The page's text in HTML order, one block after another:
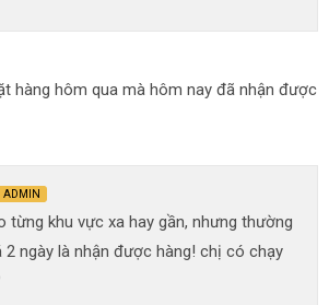
hàng hôm qua mà hôm nay đã nhận được
ADMIN
từng khu vực xa hay gần, nhưng thường
2 ngày là nhận được hàng! chị có chạy